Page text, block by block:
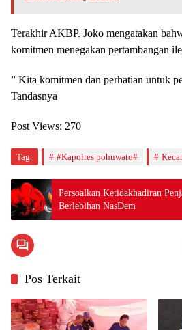
Terakhir AKBP. Joko mengatakan
komitmen menegakan pertambangan
” Kita komitmen dan perhatian untuk
Tandasnya
Post Views: 270
Tag: #Kapolres pohuwato#
Persoalkan Ketidakhadiran
Berlebihan NasDem
Pos Terkait